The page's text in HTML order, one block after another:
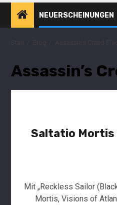
NEUERSCHEINUNGEN
Assassin’s
Saltatio Mortis
Mit „Reckless Sailor
Mortis, Visions of